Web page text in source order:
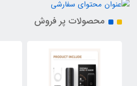
محصولات پر فروش